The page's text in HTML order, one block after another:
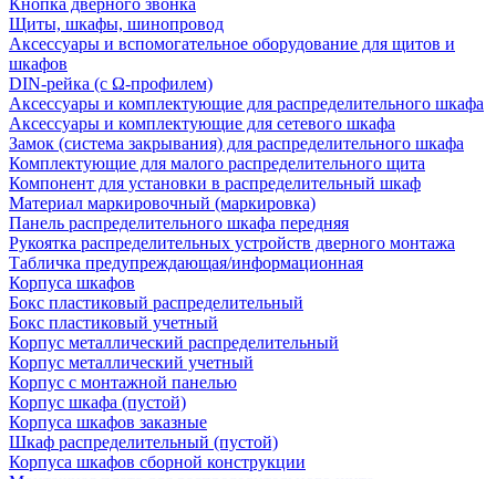
Кнопка дверного звонка
Щиты, шкафы, шинопровод
Аксессуары и вспомогательное оборудование для щитов и
шкафов
DIN-рейка (с Ω-профилем)
Аксессуары и комплектующие для распределительного шкафа
Аксессуары и комплектующие для сетевого шкафа
Замок (система закрывания) для распределительного шкафа
Комплектующие для малого распределительного щита
Компонент для установки в распределительный шкаф
Материал маркировочный (маркировка)
Панель распределительного шкафа передняя
Рукоятка распределительных устройств дверного монтажа
Табличка предупреждающая/информационная
Корпуса шкафов
Бокс пластиковый распределительный
Бокс пластиковый учетный
Корпус металлический распределительный
Корпус металлический учетный
Корпус с монтажной панелью
Корпус шкафа (пустой)
Корпуса шкафов заказные
Шкаф распределительный (пустой)
Корпуса шкафов сборной конструкции